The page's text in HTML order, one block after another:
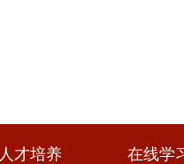
人才培养 在线学